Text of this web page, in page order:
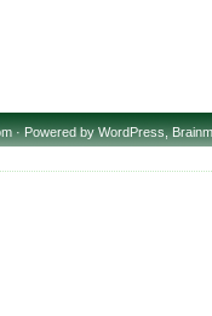
· Powered byWordPress,